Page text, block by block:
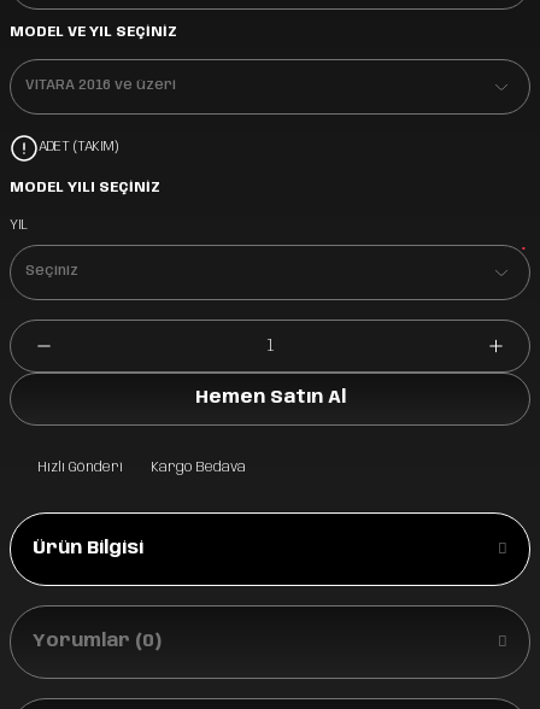
MODEL VE YIL SEÇİNİZ
ADET (TAKIM)
MODEL YILI SEÇİNİZ
YIL
*
Hemen Satın Al
Hızlı Gönderi Kargo Bedava
Ürün Bilgisi
Yorumlar (0)